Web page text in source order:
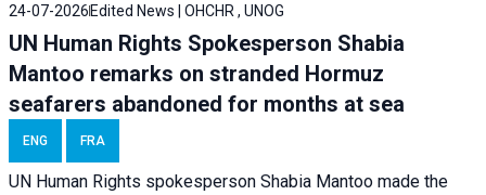
24-07-2026 Edited News | OHCHR , UNOG
UN Human Rights Spokesperson Shabia
Mantoo remarks on stranded Hormuz
seafarers abandoned for months at sea
ENG FRA
UN Human Rights spokesperson Shabia Mantoo made the